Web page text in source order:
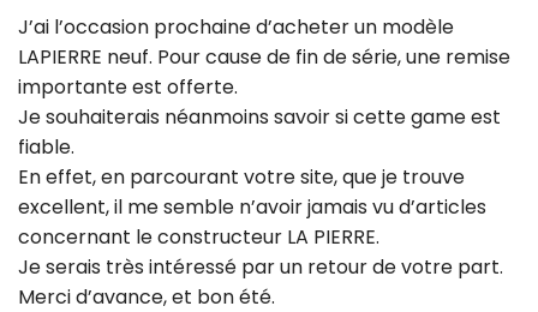
J’ai l’occasion prochaine d’acheter un modèle
LAPIERRE neuf. Pour cause de fin de série, une remise
importante est offerte.
Je souhaiterais néanmoins savoir si cette game est
fiable.
En effet, en parcourant votre site, que je trouve
excellent, il me semble n’avoir jamais vu d’articles
concernant le constructeur LA PIERRE.
Je serais très intéressé par un retour de votre part.
Merci d’avance, et bon été.